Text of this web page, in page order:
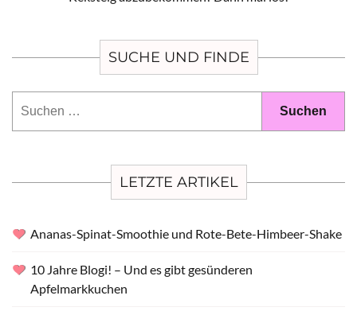
SUCHE UND FINDE
LETZTE ARTIKEL
Ananas-Spinat-Smoothie und Rote-Bete-Himbeer-Shake
10 Jahre Blogi! – Und es gibt gesünderen
Apfelmarkkuchen